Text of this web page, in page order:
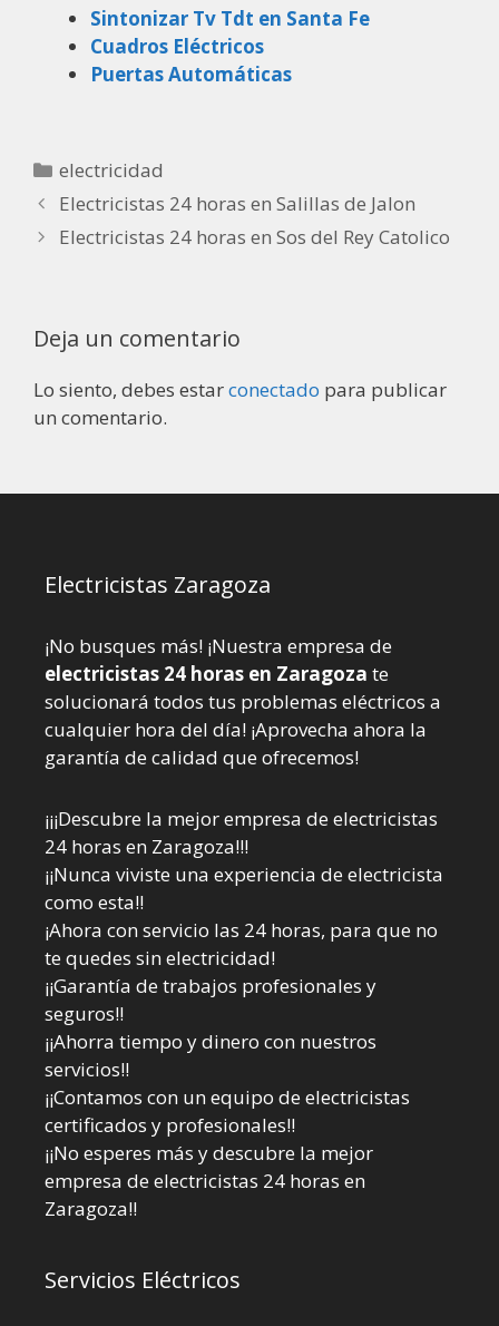
Sintonizar Tv Tdt en Santa Fe
Cuadros Eléctricos
Puertas Automáticas
electricidad
Electricistas 24 horas en Salillas de Jalon
Electricistas 24 horas en Sos del Rey Catolico
Deja un comentario
Lo siento, debes estarconectado para publicar
un comentario.
Electricistas Zaragoza
¡No busques más! ¡Nuestra empresa de
electricistas 24 horas en Zaragoza te
solucionará todos tus problemas eléctricos a
cualquier hora del día! ¡Aprovecha ahora la
garantía de calidad que ofrecemos!
¡¡¡Descubre la mejor empresa de electricistas
24 horas en Zaragoza!!!
¡¡Nunca viviste una experiencia de electricista
como esta!!
¡Ahora con servicio las 24 horas, para que no
te quedes sin electricidad!
¡¡Garantía de trabajos profesionales y
seguros!!
¡¡Ahorra tiempo y dinero con nuestros
servicios!!
¡¡Contamos con un equipo de electricistas
certificados y profesionales!!
¡¡No esperes más y descubre la mejor
empresa de electricistas 24 horas en
Zaragoza!!
Servicios Eléctricos